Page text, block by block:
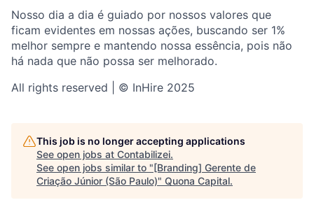
Nosso dia a dia é guiado por nossos valores que
ficam evidentes em nossas ações, buscando ser 1%
melhor sempre e mantendo nossa essência, pois não
há nada que não possa ser melhorado.
All rights reserved | © InHire 2025
This job is no longer accepting applications
See open jobs at Contabilizei.
See open jobs similar to "[Branding] Gerente de
Criação Júnior (São Paulo)" Quona Capital.